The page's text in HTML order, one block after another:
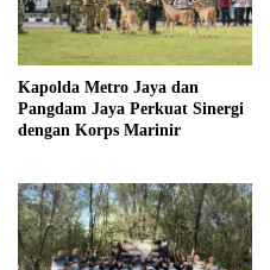
Kapolda Metro Jaya dan
Pangdam Jaya Perkuat Sinergi
dengan Korps Marinir